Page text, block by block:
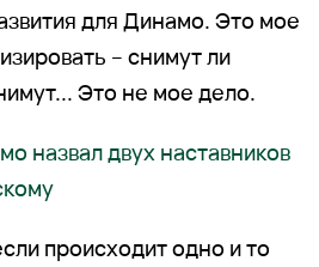
для Динамо. Это мое
– снимут ли
Это не мое дело.
назвал двух наставников
происходит одно и то